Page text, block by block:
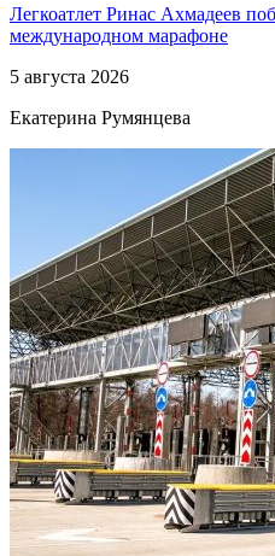
Легкоатлет Ринас Ахмадеев
международном марафоне
5 августа 2026
Екатерина Румянцева